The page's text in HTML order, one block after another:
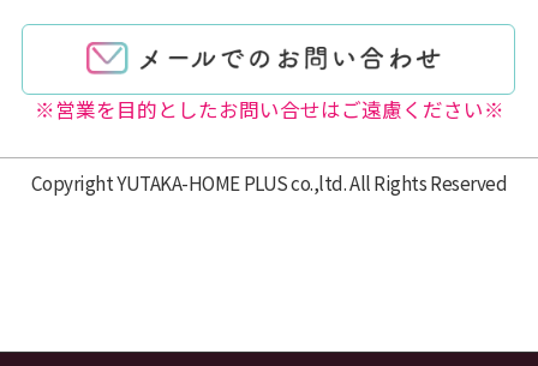
※営業を目的としたお問い合せはご遠慮ください※
Copyright YUTAKA-HOME PLUS co.,ltd. All Rights Reserved